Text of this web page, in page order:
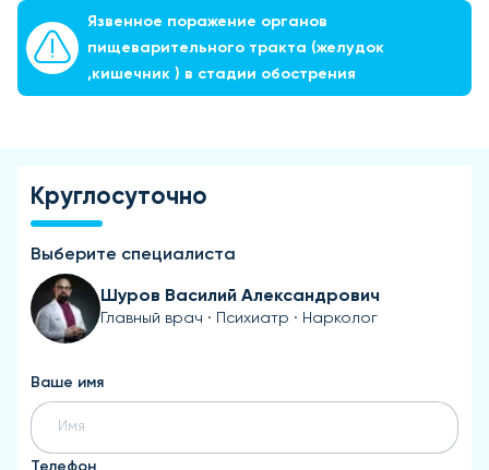
Язвенное поражение органов
пищеварительного тракта (желудок
,кишечник ) в стадии обострения
Круглосуточно
Выберите специалиста
Шуров Василий Александрович
Главный врач · Психиатр · Нарколог
Ваше имя
Телефон